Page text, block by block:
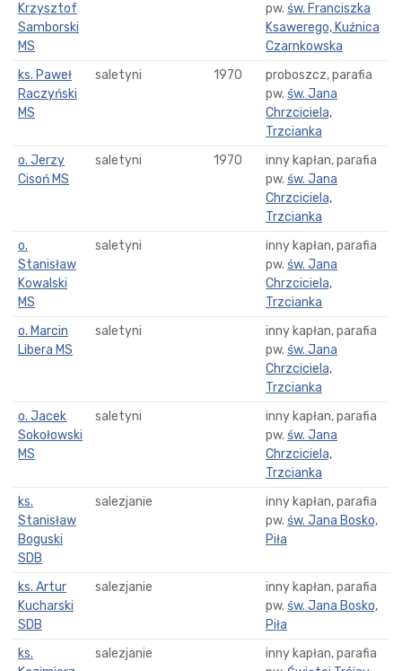
Krzysztof
Samborski
MS
pw. św. Franciszka
Ksawerego, Kuźnica
Czarnkowska
ks. Paweł
Raczyński
MS
saletyni 1970
proboszcz, parafia
pw. św. Jana
Chrzciciela,
Trzcianka
o. Jerzy
Cisoń MS
saletyni 1970
inny kapłan, parafia
pw. św. Jana
Chrzciciela,
Trzcianka
o.
Stanisław
Kowalski
MS
saletyni
inny kapłan, parafia
pw. św. Jana
Chrzciciela,
Trzcianka
o. Marcin
Libera MS
saletyni
inny kapłan, parafia
pw. św. Jana
Chrzciciela,
Trzcianka
o. Jacek
Sokołowski
MS
saletyni
inny kapłan, parafia
pw. św. Jana
Chrzciciela,
Trzcianka
ks.
Stanisław
Boguski
SDB
salezjanie
inny kapłan, parafia
pw. św. Jana Bosko,
Piła
ks. Artur
Kucharski
SDB
salezjanie
inny kapłan, parafia
pw. św. Jana Bosko,
Piła
ks.
salezjanie
inny kapłan, parafia